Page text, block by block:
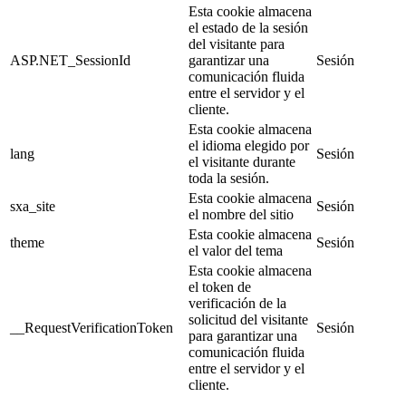
ASP.NET_SessionId
Esta cookie almacena
el estado de la sesión
del visitante para
garantizar una
comunicación fluida
entre el servidor y el
cliente.
Sesión
lang
Esta cookie almacena
el idioma elegido por
el visitante durante
toda la sesión.
Sesión
sxa_site
Esta cookie almacena
el nombre del sitio
Sesión
theme
Esta cookie almacena
el valor del tema
Sesión
__RequestVerificationToken
Esta cookie almacena
el token de
verificación de la
solicitud del visitante
para garantizar una
comunicación fluida
entre el servidor y el
cliente.
Sesión